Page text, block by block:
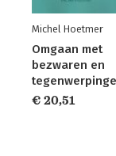
Michel Hoetmer
Omgaan met
bezwaren en
€ 20,51